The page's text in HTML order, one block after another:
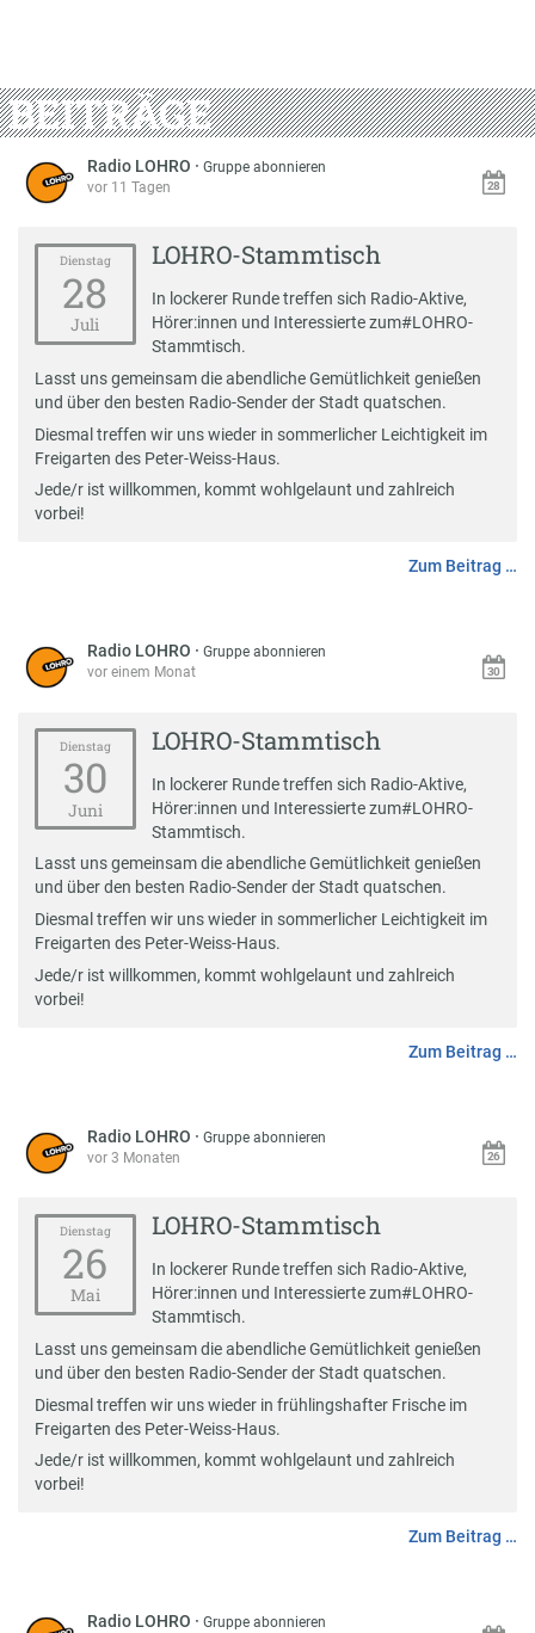
BEITRÄGE
Radio LOHRO ·Gruppe abonnieren
vor 11 Tagen
Dienstag
28
Juli
LOHRO-Stammtisch
In lockerer Runde treffen sich Radio-Aktive,
Hörer:innen und Interessierte zum#LOHRO-
Stammtisch.
Lasst uns gemeinsam die abendliche Gemütlichkeit genießen
und über den besten Radio-Sender der Stadt quatschen.
Diesmal treffen wir uns wieder in sommerlicher Leichtigkeit im
Freigarten des Peter-Weiss-Haus.
Jede/r ist willkommen, kommt wohlgelaunt und zahlreich
vorbei!
Zum Beitrag …
Radio LOHRO ·Gruppe abonnieren
vor einem Monat
Dienstag
30
Juni
LOHRO-Stammtisch
In lockerer Runde treffen sich Radio-Aktive,
Hörer:innen und Interessierte zum#LOHRO-
Stammtisch.
Lasst uns gemeinsam die abendliche Gemütlichkeit genießen
und über den besten Radio-Sender der Stadt quatschen.
Diesmal treffen wir uns wieder in sommerlicher Leichtigkeit im
Freigarten des Peter-Weiss-Haus.
Jede/r ist willkommen, kommt wohlgelaunt und zahlreich
vorbei!
Zum Beitrag …
Radio LOHRO ·Gruppe abonnieren
vor 3 Monaten
Dienstag
26
Mai
LOHRO-Stammtisch
In lockerer Runde treffen sich Radio-Aktive,
Hörer:innen und Interessierte zum#LOHRO-
Stammtisch.
Lasst uns gemeinsam die abendliche Gemütlichkeit genießen
und über den besten Radio-Sender der Stadt quatschen.
Diesmal treffen wir uns wieder in frühlingshafter Frische im
Freigarten des Peter-Weiss-Haus.
Jede/r ist willkommen, kommt wohlgelaunt und zahlreich
vorbei!
Zum Beitrag …
Radio LOHRO ·Gruppe abonnieren